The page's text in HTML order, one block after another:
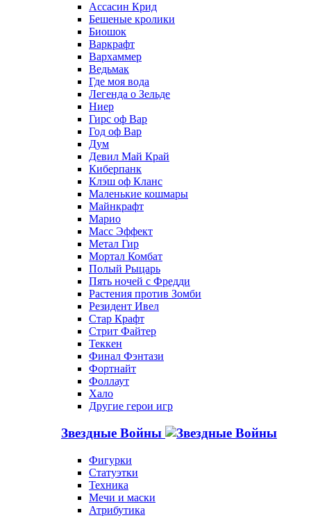
Ассасин Крид
Бешеные кролики
Биошок
Варкрафт
Вархаммер
Ведьмак
Где моя вода
Легенда о Зельде
Ниер
Гирс оф Вар
Год оф Вар
Дум
Девил Май Край
Киберпанк
Клэш оф Кланс
Маленькие кошмары
Майнкрафт
Марио
Масс Эффект
Метал Гир
Мортал Комбат
Полый Рыцарь
Пять ночей с Фредди
Растения против Зомби
Резидент Ивел
Стар Крафт
Стрит Файтер
Теккен
Финал Фэнтази
Фортнайт
Фоллаут
Хало
Другие герои игр
Звездные Войны
Фигурки
Статуэтки
Техника
Мечи и маски
Атрибутика